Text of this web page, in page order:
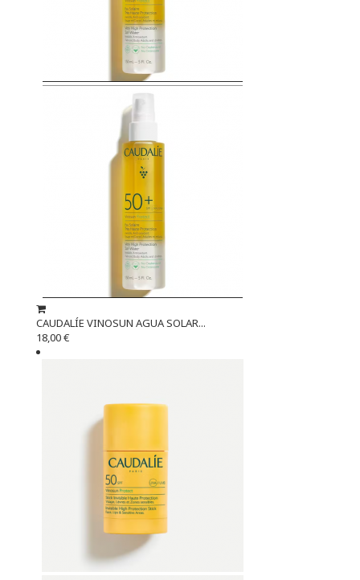
CAUDALÍE VINOSUN AGUA SOLAR...
18,00 €